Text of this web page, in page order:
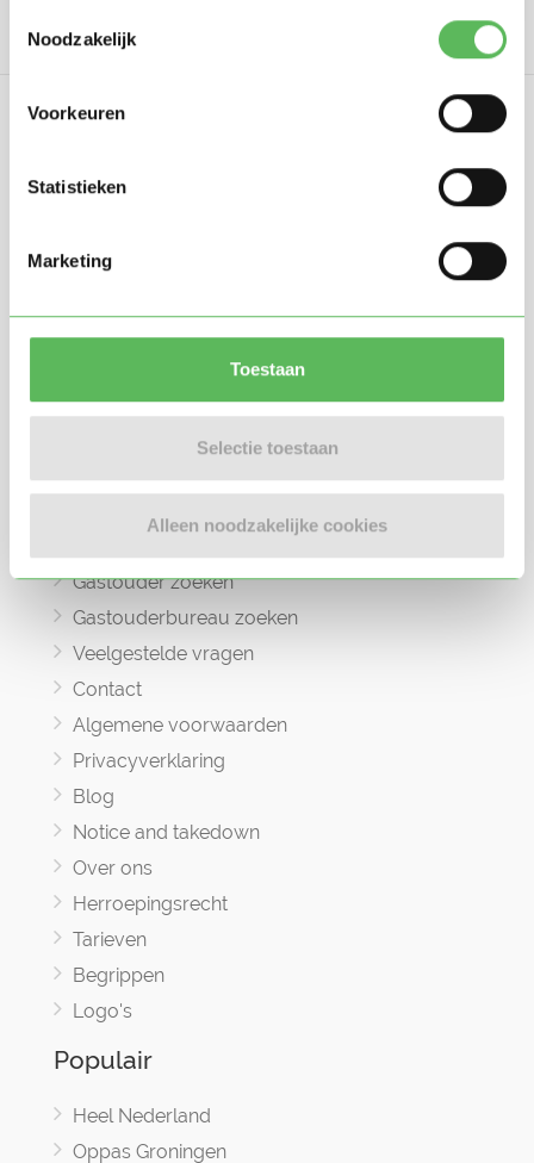
Noodzakelijk
Voorkeuren
Statistieken
Marketing
Toestaan
Selectie toestaan
Alleen noodzakelijke cookies
in 2017, bedoeld om ouders, oppassers en
brengen.
Gastouder zoeken
Gastouderbureau zoeken
Veelgestelde vragen
Contact
Algemene voorwaarden
Privacyverklaring
Blog
Notice and takedown
Over ons
Herroepingsrecht
Tarieven
Begrippen
Logo's
Populair
Heel Nederland
Oppas Groningen